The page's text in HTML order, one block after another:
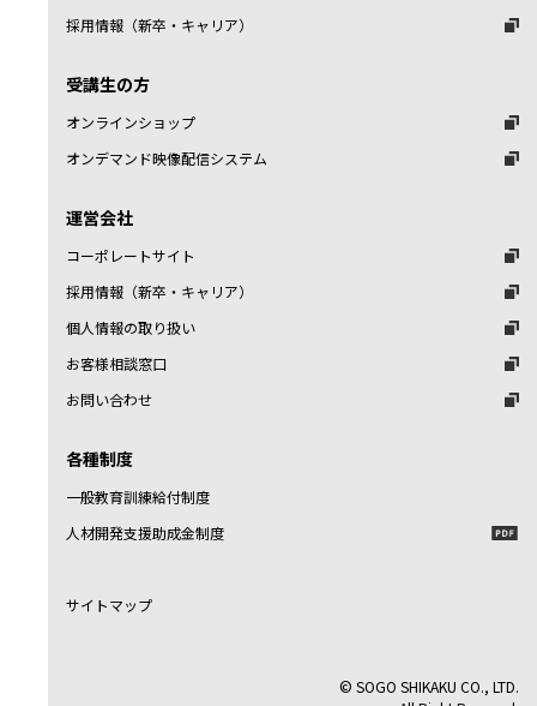
採用情報（新卒・キャリア）
受講生の方
オンラインショップ
オンデマンド映像配信システム
運営会社
コーポレートサイト
採用情報（新卒・キャリア）
個人情報の取り扱い
お客様相談窓口
お問い合わせ
各種制度
一般教育訓練給付制度
人材開発支援助成金制度
サイトマップ
© SOGO SHIKAKU CO., LTD.